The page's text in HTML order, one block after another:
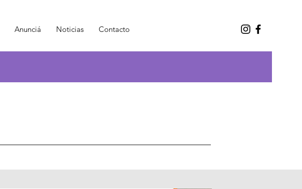
Anunciá Noticias Contacto